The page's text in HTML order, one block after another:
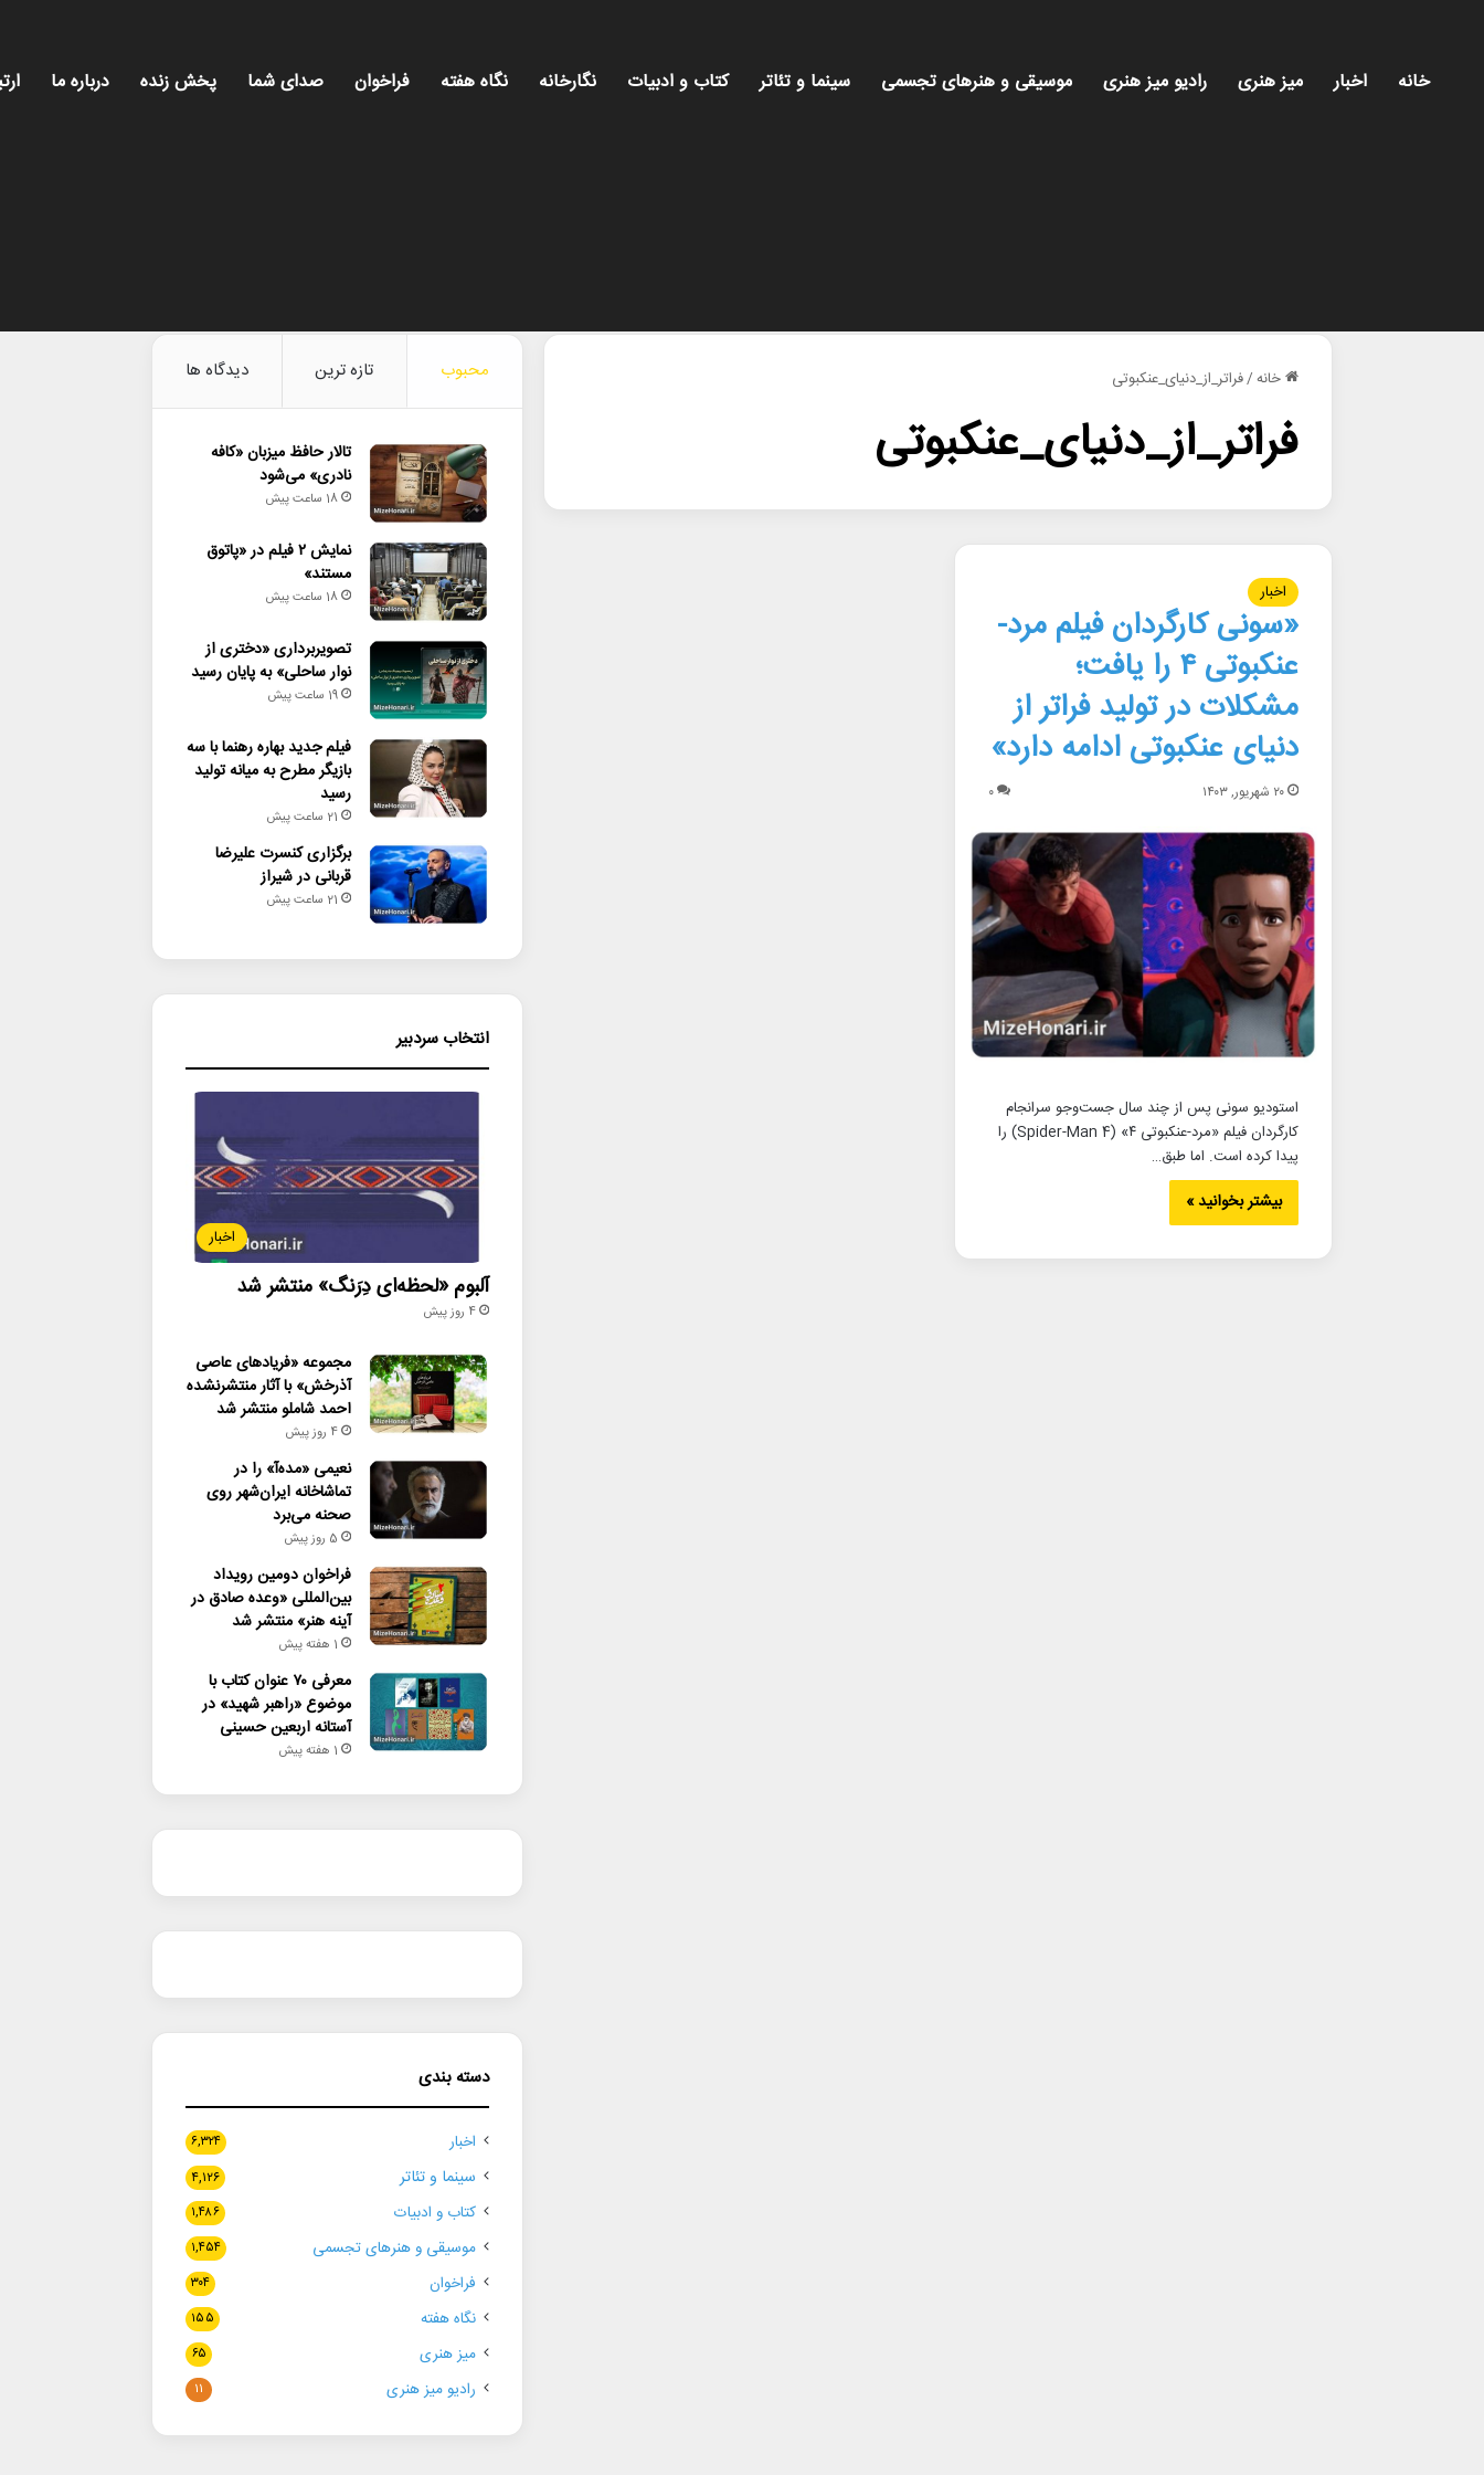
خانه اخبار میز هنری رادیو میز هنری موسیقی و هنرهای تجسمی سینما و تئاتر کتاب و ادبیات نگارخانه نگاه هفته فراخوان صدای شما پخش زنده درباره ما
خانه/فراتر_از_دنیای_عنکبوتی
فراتر_از_دنیای_عنکبوتی
اخبار
«سونی کارگردان فیلم مرد-
عنکبوتی ۴ را یافت؛
مشکلات در تولید فراتر از
دنیای عنکبوتی ادامه دارد»
۲۰ شهریور, ۱۴۰۳ ۰
استودیو سونی پس از چند سال جست‌وجو سرانجام
کارگردان فیلم «مرد-عنکبوتی ۴» (Spider-Man 4) را
پیدا کرده است. اما طبق…
بیشتر بخوانید »
محبوب تازه ترین دیدگاه ها
تالار حافظ میزبان «کافه
نادری» می‌شود
18 ساعت پیش
نمایش ۲ فیلم در «پاتوق
مستند»
18 ساعت پیش
تصویربرداری «دختری از
نوار ساحلی» به پایان رسید
19 ساعت پیش
فیلم جدید بهاره رهنما با سه
بازیگر مطرح به میانه تولید
رسید
21 ساعت پیش
برگزاری کنسرت علیرضا
قربانی در شیراز
21 ساعت پیش
انتخاب سردبیر
اخبار
آلبوم «لحظه‌ای دِرَنگ» منتشر شد
4 روز پیش
مجموعه «فریادهای عاصی
آذرخش» با آثار منتشرنشده
احمد شاملو منتشر شد
4 روز پیش
نعیمی «مده‌آ» را در
تماشاخانه ایران‌شهر روی
صحنه می‌برد
5 روز پیش
فراخوان دومین رویداد
بین‌المللی «وعده صادق در
آینه هنر» منتشر شد
1 هفته پیش
معرفی ۷۰ عنوان کتاب با
موضوع «راهبر شهید» در
آستانه اربعین حسینی
1 هفته پیش
دسته بندی
اخبار ۶,۳۲۴
سینما و تئاتر ۴,۱۲۶
کتاب و ادبیات ۱,۴۸۶
موسیقی و هنرهای تجسمی ۱,۴۵۴
فراخوان ۳۰۴
نگاه هفته ۱۵۵
میز هنری ۶۵
رادیو میز هنری ۱۱